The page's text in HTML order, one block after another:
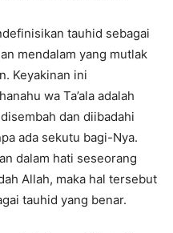
tauhid sebagai
mendalam yang mutlak
Keyakinan ini
wa Ta’ala adalah
dan diibadahi
ada sekutu bagi-Nya.
dalam hati seseorang
Allah, maka hal tersebut
tauhid yang benar.